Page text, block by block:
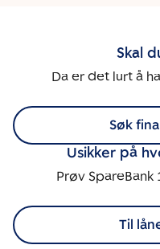
Skal
Da er det lurt å
Søk
Usikker på
Prøv
Til